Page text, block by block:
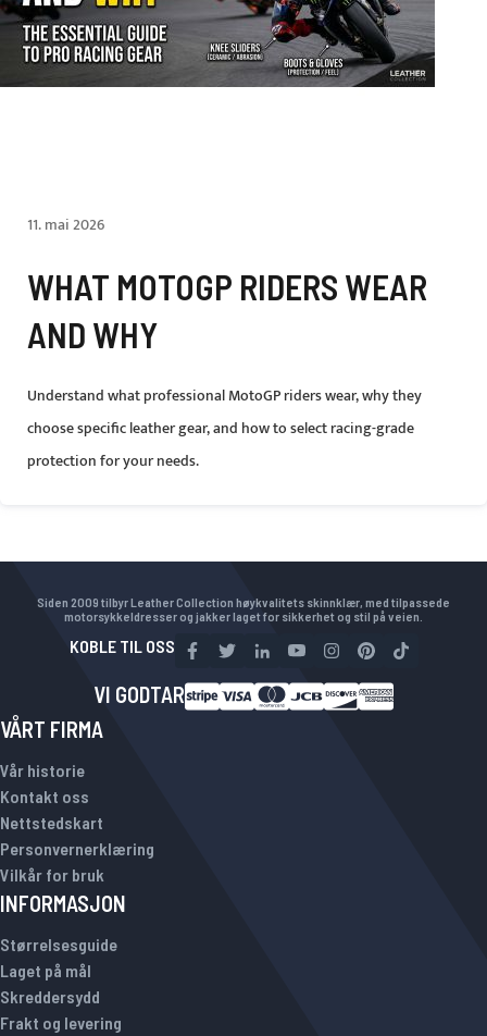
11. mai 2026
WHAT MOTOGP RIDERS WEAR
AND WHY
Understand what professional MotoGP riders wear, why they
choose specific leather gear, and how to select racing-grade
protection for your needs.
Siden 2009 tilbyr Leather Collection høykvalitets skinnklær, med tilpassede
motorsykkeldresser og jakker laget for sikkerhet og stil på veien.
KOBLE TIL OSS
VI GODTAR
VÅRT FIRMA
Vår historie
Kontakt oss
Nettstedskart
Personvernerklæring
Vilkår for bruk
INFORMASJON
Størrelsesguide
Laget på mål
Skreddersydd
Frakt og levering